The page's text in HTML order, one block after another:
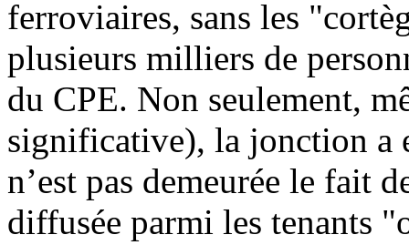
ferroviaires, sans les
plusieurs milliers de
du CPE. Non seulement,
significative), la jonction a
n’est pas demeurée le fait
diffusée parmi les tenants